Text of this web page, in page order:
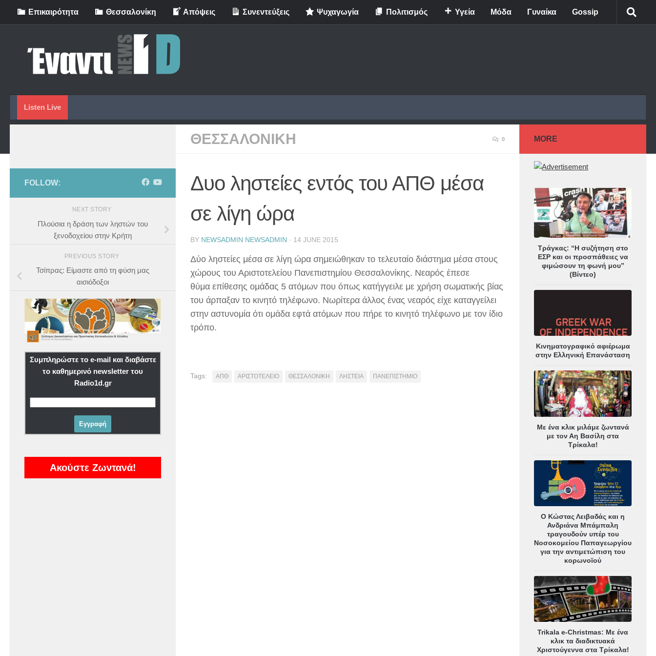
Skip to content
Eπικαιρότητα Θεσσαλονίκη Απόψεις Συνεντεύξεις Ψυχαγωγία Πολιτισμός Υγεία Μόδα Γυναίκα Gossip
Listen Live
ΘΕΣΣΑΛΟΝΙΚΗ 0
Δυο ληστείες εντός του ΑΠΘ μέσα
σε λίγη ώρα
BY NEWSADMIN NEWSADMIN · 14 JUNE 2015
Δύο ληστείες μέσα σε λίγη ώρα σημειώθηκαν το τελευταίο διάστημα μέσα στους
χώρους του Αριστοτελείου Πανεπιστημίου Θεσσαλονίκης. Νεαρός έπεσε
θύμα επίθεσης ομάδας 5 ατόμων που όπως κατήγγειλε με χρήση σωματικής βίας
του άρπαξαν το κινητό τηλέφωνο. Νωρίτερα άλλος ένας νεαρός είχε καταγγείλει
στην αστυνομία ότι ομάδα εφτά ατόμων που πήρε το κινητό τηλέφωνο με τον ίδιο
τρόπο.
Tags: ΑΠΘ ΑΡΙΣΤΟΤΕΛΕΙΟ ΘΕΣΣΑΛΟΝΙΚΗ ΛΗΣΤΕΙΑ ΠΑΝΕΠΙΣΤΗΜΙΟ
FOLLOW:
NEXT STORY
Πλούσια η δράση των ληστών του
ξενοδοχείου στην Κρήτη
PREVIOUS STORY
Τσίπρας: Είμαστε από τη φύση μας
αισιόδοξοι
Συμπληρώστε το e-mail και διαβάστε
το καθημερινό newsletter του
Radio1d.gr
Ακούστε Ζωντανά!
MORE
Τράγκας: “Η συζήτηση στο
ΕΣΡ και οι προσπάθειες να
φιμώσουν τη φωνή μου”
(Βίντεο)
Κινηματογραφικό αφιέρωμα
στην Ελληνική Επανάσταση
Με ένα κλικ μιλάμε ζωντανά
με τον Αη Βασίλη στα
Τρίκαλα!
Ο Κώστας Λειβαδάς και η
Ανδριάνα Μπάμπαλη
τραγουδούν υπέρ του
Νοσοκομείου Παπαγεωργίου
για την αντιμετώπιση του
κορωνοϊού
Trikala e-Christmas: Με ένα
κλικ τα διαδικτυακά
Χριστούγεννα στα Τρίκαλα!